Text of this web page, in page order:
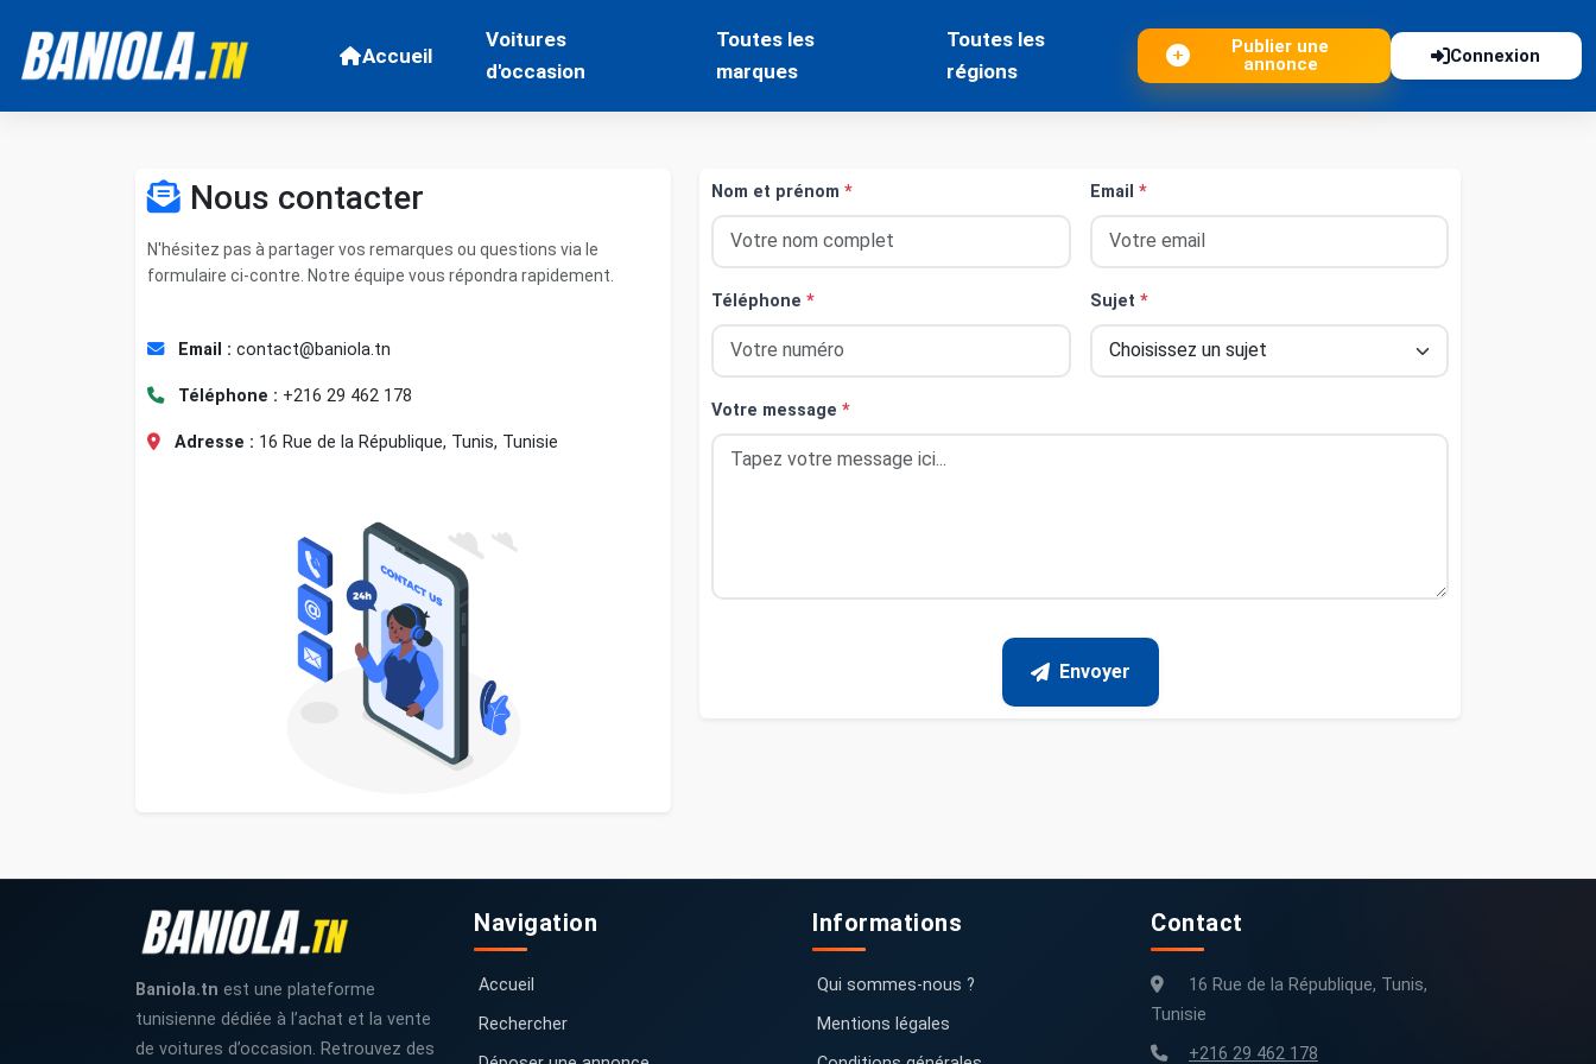
Accueil
Voitures
d'occasion
Toutes les
marques
Toutes les
régions
Publier une
annonce
Connexion
Nous contacter
N'hésitez pas à partager vos remarques ou questions via le
formulaire ci-contre. Notre équipe vous répondra rapidement.
Email : contact@baniola.tn
Téléphone : +216 29 462 178
Adresse : 16 Rue de la République, Tunis, Tunisie
Nom et prénom * Email *
Téléphone * Sujet *
Votre message *
Envoyer
Baniola.tn est une plateforme
tunisienne dédiée à l’achat et la vente
de voitures d’occasion. Retrouvez des
Navigation
Accueil
Rechercher
Informations
Qui sommes-nous ?
Mentions légales
Contact
16 Rue de la République, Tunis,
Tunisie
+216 29 462 178